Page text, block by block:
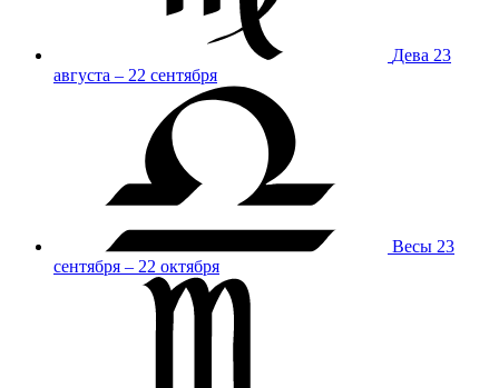
Дева 23
августа – 22 сентября
Весы 23
сентября – 22 октября